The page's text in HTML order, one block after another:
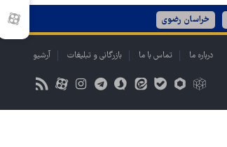
خراسان رضوی
درباره ما تماس با ما بازرگانی و تبلیغات آرشیو